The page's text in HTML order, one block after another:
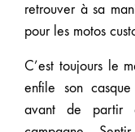
retrouver à sa
pour les motos
C’est toujours le
enfile son
avant de partir